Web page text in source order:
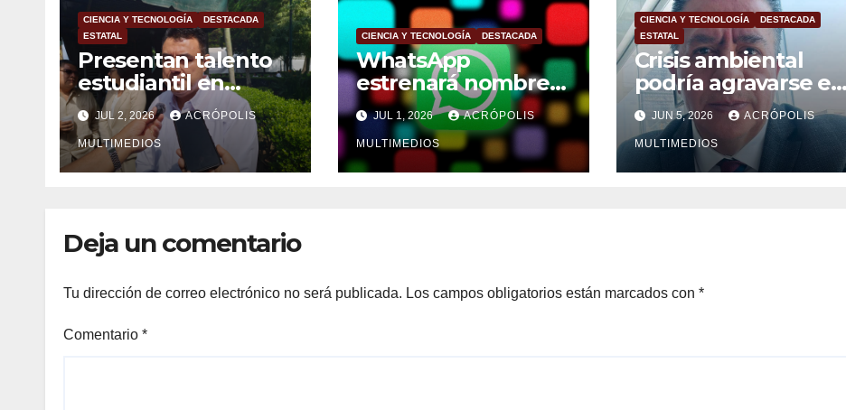
CIENCIA Y TECNOLOGÍA
DESTACADA
ESTATAL
Presentan talento
estudiantil en
Veracruz
JUL 2, 2026 ACRÓPOLIS
MULTIMEDIOS
CIENCIA Y TECNOLOGÍA DESTACADA
WhatsApp
estrenará nombres
de usuario sin
número telefónico
JUL 1, 2026 ACRÓPOLIS
MULTIMEDIOS
CIENCIA Y TECNOLOGÍA
DESTACADA
ESTATAL
Crisis ambiental
podría agravarse en
México
JUN 5, 2026 ACRÓPOLIS
MULTIMEDIOS
Deja un comentario
Tu dirección de correo electrónico no será publicada. Los campos obligatorios están marcados con *
Comentario *